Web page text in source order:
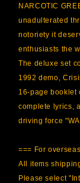
NARCOTIC
unadulterated
notoriety it
enthusiasts the
The deluxe set
1992 demo,
16-page booklet
complete lyrics,
driving force
=== For
All items
Please select